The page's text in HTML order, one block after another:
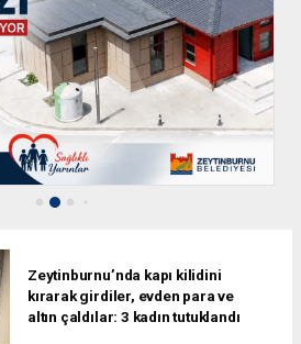
Zeytinburnu’nda kapı kilidini
kırarak girdiler, evden para ve
altın çaldılar: 3 kadın tutuklandı